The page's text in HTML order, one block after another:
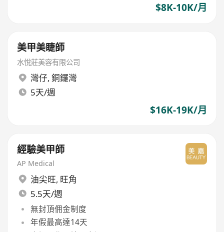
$8K-10K/月
美甲美睫師
水悅莊美容有限公司
灣仔, 銅鑼灣
5天/週
$16K-19K/月
經驗美甲師
AP Medical
油尖旺, 旺角
5.5天/週
無封頂佣金制度
年假最高達14天